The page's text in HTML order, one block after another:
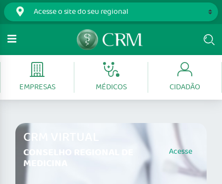
EMPRESAS MÉDICOS CIDADÃO
CRM VIRTUAL
CONSELHO REGIONAL DE
MEDICINA
Acesse